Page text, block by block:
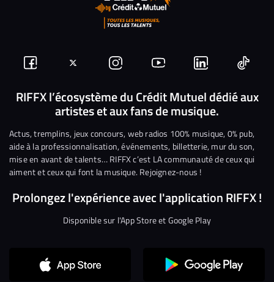
Suivez-
nous
Facebook
Suivez-
nous
sur
Twitter
Nous
rejoindre
sur
Instagram
Nous
rejoindre
sur
YouTube
Nous
rejoindre
sur
Linkedin
Nous
RIFFX l’écosystème du Crédit Mutuel dédié aux
artistes et aux fans de musique.
Actus, tremplins, jeux concours, web radios 100% musique, 0% pub,
aide à la professionnalisation, événements, billetterie, mur du son,
mise en avant de talents… RIFFX c’est LA communauté de ceux qui
aiment et ceux qui font la musique. Rejoignez-nous !
Prolongez l'expérience avec l'application RIFFX !
Disponible sur l'App Store et Google Play